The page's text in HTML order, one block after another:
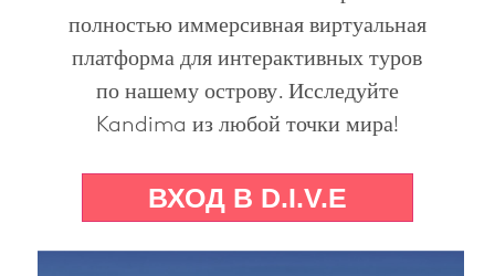
полностью иммерсивная виртуальная
платформа для интерактивных туров
по нашему острову. Исследуйте
Kandima из любой точки мира!